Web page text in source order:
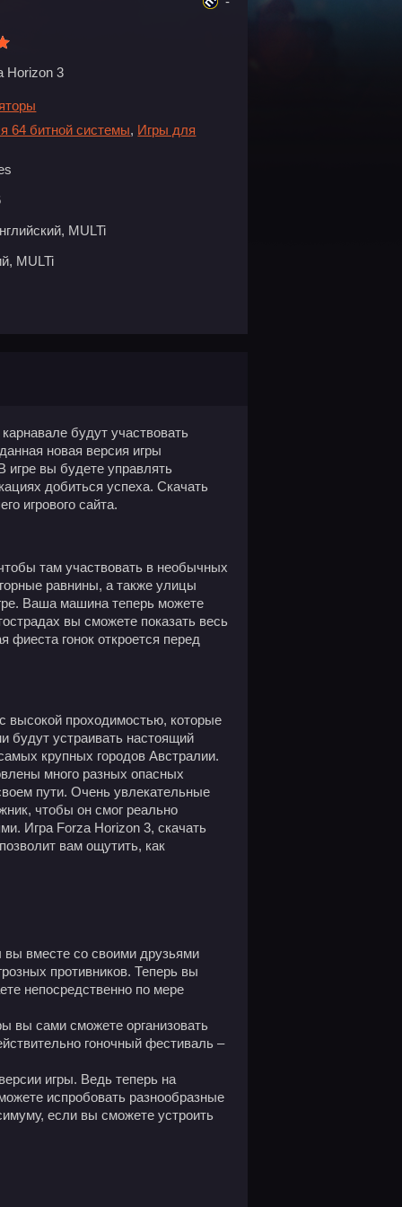
Horizon 3
64 битной системы, Игры для
MULTi
MULTi
будут участвовать
новая версия игры
игре вы будете управлять
добиться успеха. Скачать
игрового сайта.
там участвовать в необычных
равнины, а также улицы
Ваша машина теперь можете
вы сможете показать весь
гонок откроется перед
высокой проходимостью, которые
будут устраивать настоящий
крупных городов Австралии.
много разных опасных
пути. Очень увлекательные
чтобы он смог реально
Игра Forza Horizon 3, скачать
вам ощутить, как
вы вместе со своими друзьями
противников. Теперь вы
непосредственно по мере
вы сами сможете организовать
гоночный фестиваль –
игры. Ведь теперь на
испробовать разнообразные
если вы сможете устроить